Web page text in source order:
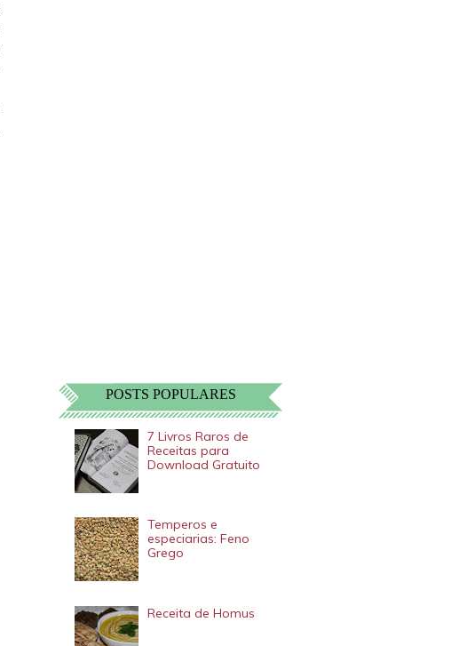
POSTS POPULARES
7 Livros Raros de
Receitas para
Download Gratuito
Temperos e
especiarias: Feno
Grego
Receita de Homus